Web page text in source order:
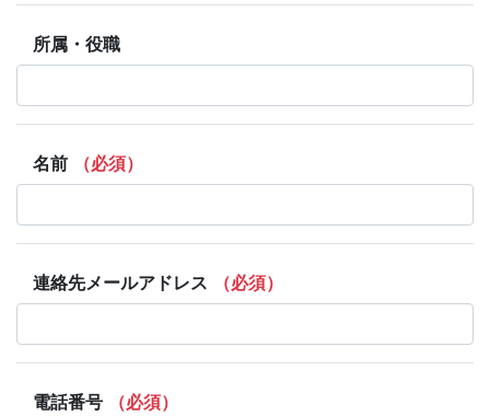
所属・役職
名前 （必須）
連絡先メールアドレス （必須）
電話番号 （必須）